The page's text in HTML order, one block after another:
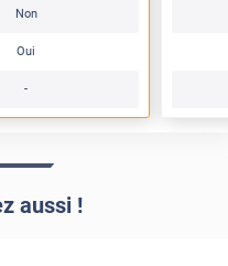
Non
Oui
-
aussi !